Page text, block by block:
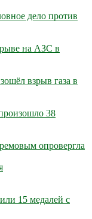
дело против
на АЗС в
взрыв газа в
38
опровергла
15 медалей с